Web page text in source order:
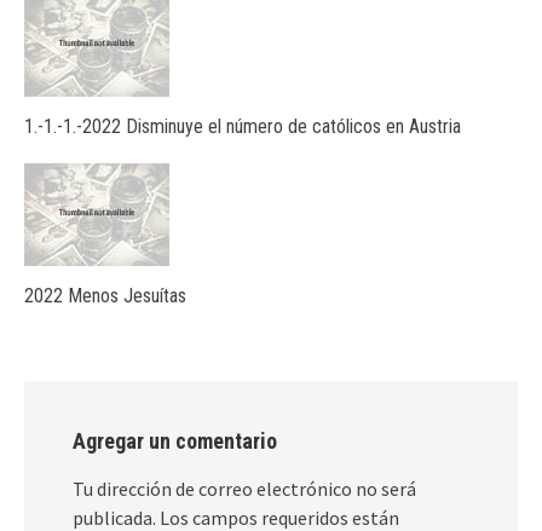
1.-1.-1.-2022 Disminuye el número de católicos en Austria
2022 Menos Jesuítas
Agregar un comentario
Tu dirección de correo electrónico no será
publicada. Los campos requeridos están